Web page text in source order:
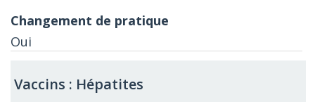
Oui
Vaccins : Hépatites